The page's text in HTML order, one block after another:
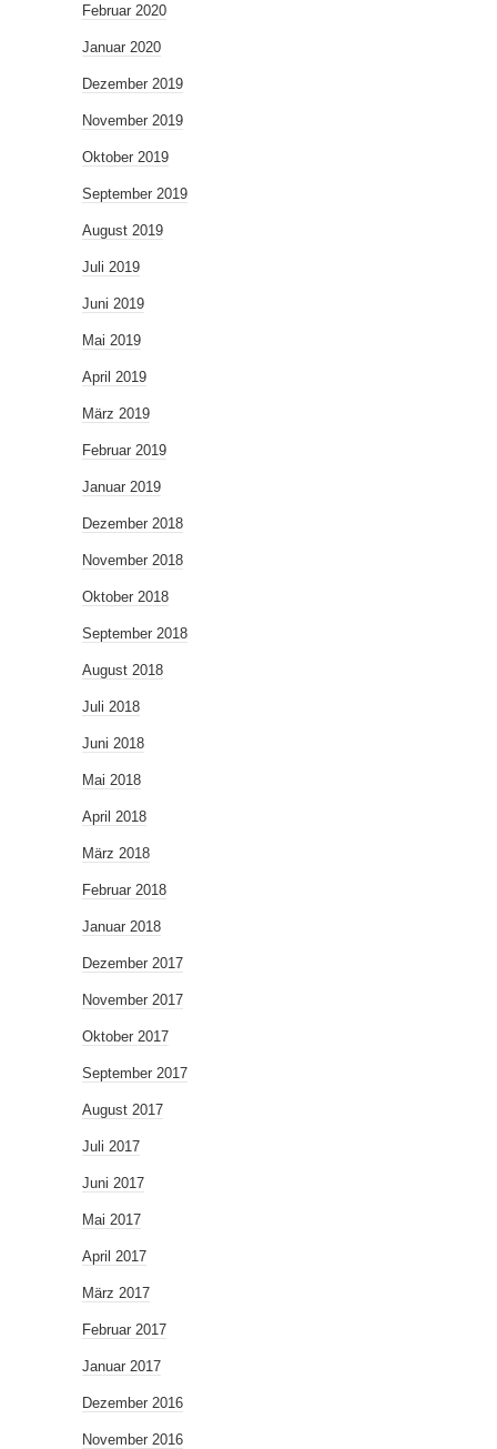
Februar 2020
Januar 2020
Dezember 2019
November 2019
Oktober 2019
September 2019
August 2019
Juli 2019
Juni 2019
Mai 2019
April 2019
März 2019
Februar 2019
Januar 2019
Dezember 2018
November 2018
Oktober 2018
September 2018
August 2018
Juli 2018
Juni 2018
Mai 2018
April 2018
März 2018
Februar 2018
Januar 2018
Dezember 2017
November 2017
Oktober 2017
September 2017
August 2017
Juli 2017
Juni 2017
Mai 2017
April 2017
März 2017
Februar 2017
Januar 2017
Dezember 2016
November 2016